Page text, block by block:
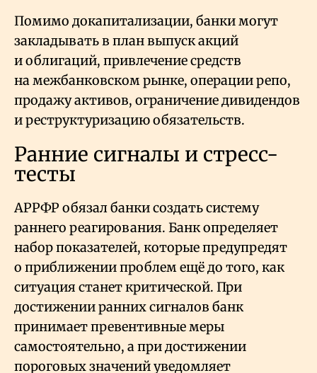
Помимо докапитализации, банки могут
закладывать в план выпуск акций
и облигаций, привлечение средств
на межбанковском рынке, операции репо,
продажу активов, ограничение дивидендов
и реструктуризацию обязательств.
Ранние сигналы и стресс-
тесты
АРРФР обязал банки создать систему
раннего реагирования. Банк определяет
набор показателей, которые предупредят
о приближении проблем ещё до того, как
ситуация станет критической. При
достижении ранних сигналов банк
принимает превентивные меры
самостоятельно, а при достижении
пороговых значений уведомляет